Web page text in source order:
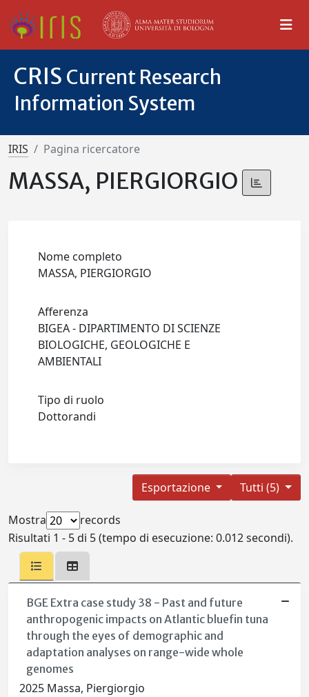
CRIS Current Research
Information System
IRIS Pagina ricercatore
MASSA, PIERGIORGIO
Nome completo
MASSA, PIERGIORGIO
Afferenza
BIGEA - DIPARTIMENTO DI SCIENZE
BIOLOGICHE, GEOLOGICHE E
AMBIENTALI
Tipo di ruolo
Dottorandi
Tutti (5)
Esportazione
Mostra
records
Risultati 1 - 5 di 5 (tempo di esecuzione: 0.012 secondi).
BGE Extra case study 38 - Past and future
anthropogenic impacts on Atlantic bluefin tuna
through the eyes of demographic and
adaptation analyses on range-wide whole
genomes
2025 Massa, Piergiorgio